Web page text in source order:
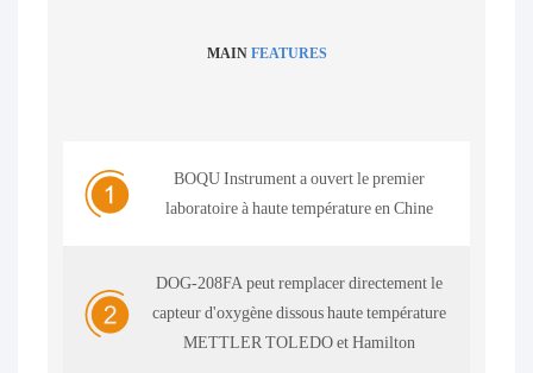
MAIN FEATURES
BOQU Instrument a ouvert le premier
laboratoire à haute température en Chine
DOG-208FA peut remplacer directement le
capteur d'oxygène dissous haute température
METTLER TOLEDO et Hamilton